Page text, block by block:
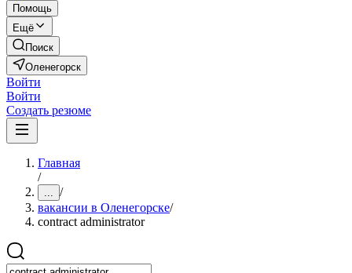
Помощь
Ещё
Поиск
Оленегорск
Войти
Войти
Создать резюме
Главная
/
... /
вакансии в Оленегорске/
contract administrator